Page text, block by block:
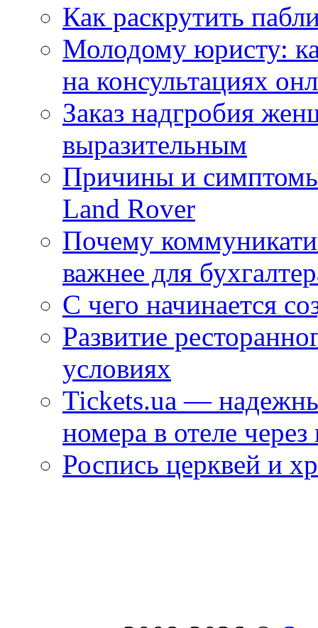
Как раскрутить
Молодому юристу:
на консультациях
Заказ надгробия
выразительным
Причины и
Land Rover
Почему
важнее для
С чего начинается
Развитие
условиях
Tickets.ua —
номера в отеле через
Роспись церквей и